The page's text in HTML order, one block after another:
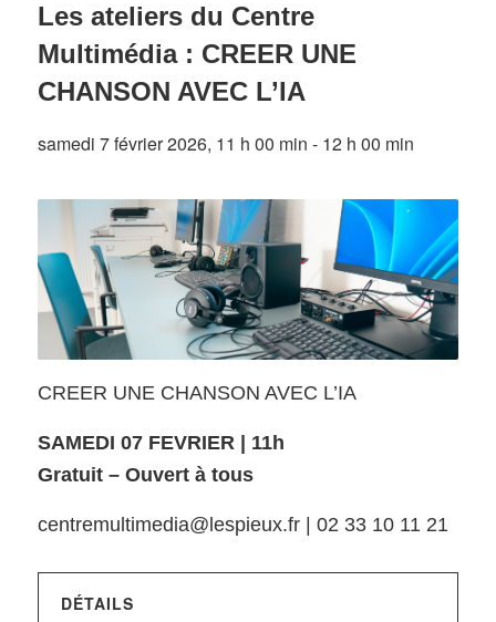
Les ateliers du Centre
Multimédia : CREER UNE
CHANSON AVEC L’IA
samedi 7 février 2026, 11 h 00 min - 12 h 00 min
CREER UNE CHANSON AVEC L’IA
SAMEDI 07 FEVRIER | 11h
Gratuit – Ouvert à tous
centremultimedia@lespieux.fr | 02 33 10 11 21
DÉTAILS